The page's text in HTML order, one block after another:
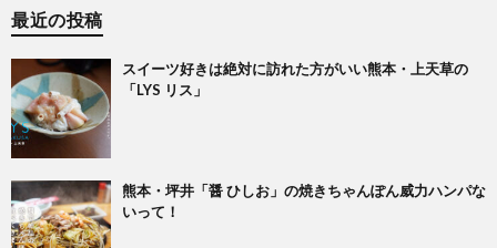
最近の投稿
スイーツ好きは絶対に訪れた方がいい熊本・上天草の
「LYS リス」
熊本・坪井「醤 ひしお」の焼きちゃんぽん威力ハンパな
いって！